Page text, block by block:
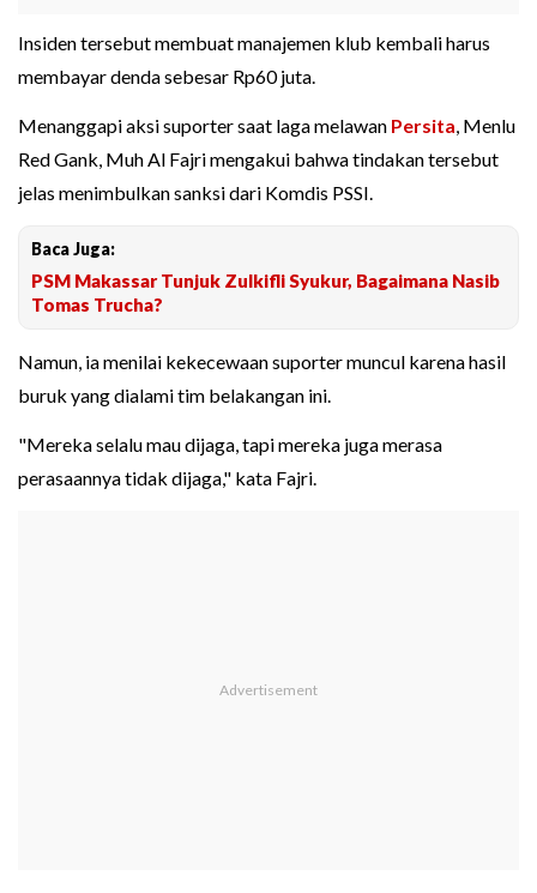
Insiden tersebut membuat manajemen klub kembali harus
membayar denda sebesar Rp60 juta.
Menanggapi aksi suporter saat laga melawan Persita, Menlu
Red Gank, Muh Al Fajri mengakui bahwa tindakan tersebut
jelas menimbulkan sanksi dari Komdis PSSI.
Baca Juga:
PSM Makassar Tunjuk Zulkifli Syukur, Bagaimana Nasib
Tomas Trucha?
Namun, ia menilai kekecewaan suporter muncul karena hasil
buruk yang dialami tim belakangan ini.
"Mereka selalu mau dijaga, tapi mereka juga merasa
perasaannya tidak dijaga," kata Fajri.